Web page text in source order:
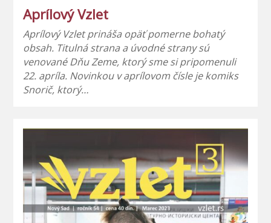
Aprílový Vzlet
Aprílový Vzlet prináša opäť pomerne bohatý
obsah. Titulná strana a úvodné strany sú
venované Dňu Zeme, ktorý sme si pripomenuli
22. apríla. Novinkou v aprílovom čísle je komiks
Snorič, ktorý…